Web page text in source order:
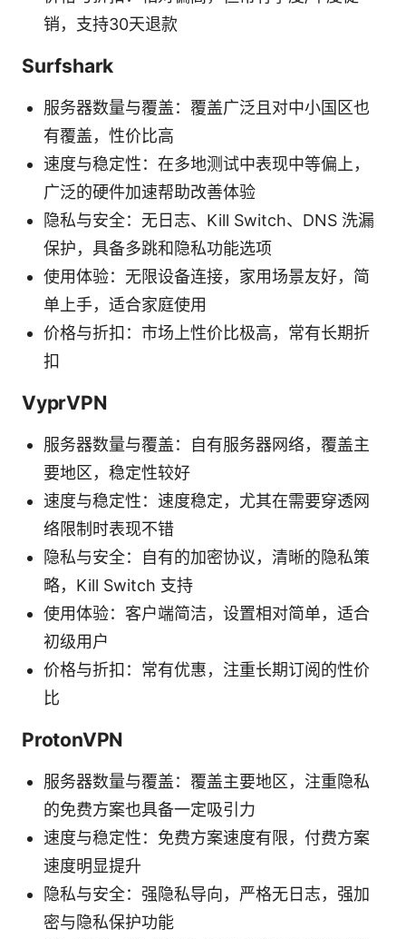
销，支持30天退款
Surfshark
服务器数量与覆盖：覆盖广泛且对中小国区也
有覆盖，性价比高
速度与稳定性：在多地测试中表现中等偏上，
广泛的硬件加速帮助改善体验
隐私与安全：无日志、Kill Switch、DNS 洗漏
保护，具备多跳和隐私功能选项
使用体验：无限设备连接，家用场景友好，简
单上手，适合家庭使用
价格与折扣：市场上性价比极高，常有长期折
扣
VyprVPN
服务器数量与覆盖：自有服务器网络，覆盖主
要地区，稳定性较好
速度与稳定性：速度稳定，尤其在需要穿透网
络限制时表现不错
隐私与安全：自有的加密协议，清晰的隐私策
略，Kill Switch 支持
使用体验：客户端简洁，设置相对简单，适合
初级用户
价格与折扣：常有优惠，注重长期订阅的性价
比
ProtonVPN
服务器数量与覆盖：覆盖主要地区，注重隐私
的免费方案也具备一定吸引力
速度与稳定性：免费方案速度有限，付费方案
速度明显提升
隐私与安全：强隐私导向，严格无日志，强加
密与隐私保护功能